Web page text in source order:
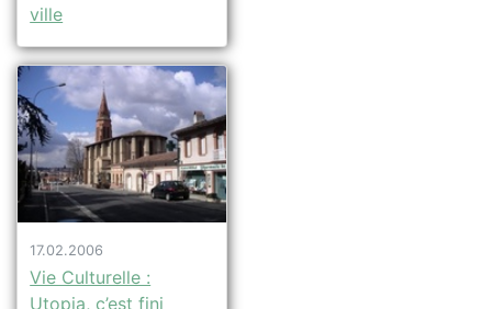
ville
17.02.2006
Vie Culturelle :
Utopia, c’est fini